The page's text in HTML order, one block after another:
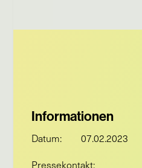
Informationen
Datum: 07.02.2023
Pressekontakt: